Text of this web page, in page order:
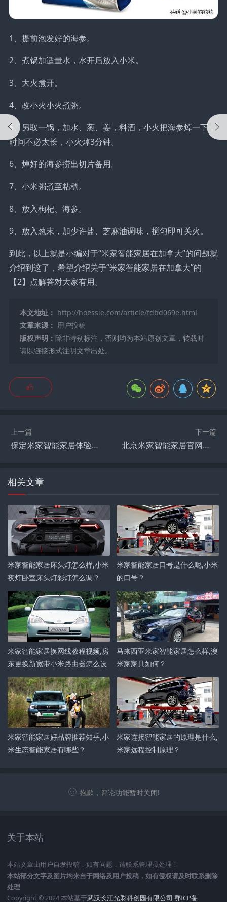
1、提前泡发好的海参。
2、煮锅加适量水，水开后放入小米。
3、大火煮开。
4、改小火小火煮粥。
5、另取一锅，加水、葱、姜，料酒，小火把海参焯一下，
时间不必太长，小火焯3分钟。
6、焯好的海参捞出切片备用。
7、小米粥煮至粘稠。
8、放入枸杞、海参。
9、放入葱末，加少许盐、芝麻油调味，搅匀即可关火。
到此，以上就是小编对于“米家智能家居在加拿大”的问题就
介绍到这了，希望介绍关于“米家智能家居在加拿大”的
【2】点解答对大家有用。
本文地址： http://hoessie.com/article/fdbd069e.html
文章来源： 用户投稿
版权声明： 除非特别标注，否则均为本站原创文章，转载时
请以链接形式注明文章出处。
上一篇
保定米家智能家居体验馆地址,保定哪的小米好吃？
下一篇
北京米家智能家居官网电话,米家智能家居说明书？
相关文章
米家智能家居床头灯怎么样,小米
夜灯卧室床头灯彩灯怎么调？
米家智能家居口号是什么呢,小米
的口号？
米家智能家居换网线教程视频,房
东更换新宽带小米路由器怎么设
置？
马来西亚米家智能家居怎么样,澳
米家家具如何？
米家智能家居好品牌推荐知乎,小
米生态智能家居有哪些？
米家连接智能家居的原理是什么,
米家远程控制原理？
抱歉，评论功能暂时关闭!
关于本站
本站文章由用户自发投稿，如有问题，请联系管理员处理！
本站部分文字及图片均来自于网络及用户投稿，如有侵权请及时联系删除
处理
Copyright © 2024 本站基于武汉长江光彩科创园有限公司 鄂ICP备